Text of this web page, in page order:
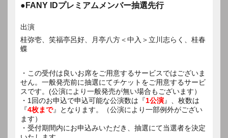
●FANY IDプレミアムメンバー抽選先行
出演
桂弥壱、笑福亭呂好、月亭八方＜中入＞立川志らく、桂春
蝶
・この受付は良いお席をご用意するサービスではございま
せん。一般発売前に抽選にてチケットをご用意するサービ
スです。(公演により一般発売が無い場合もございます）
・1回のお申込で申込可能な公演数は『1公演』、枚数は
『4枚まで』となります。（公演により一部例外がござい
ます）
・受付期間内にお申込みいただき、抽選にて当選者を決定